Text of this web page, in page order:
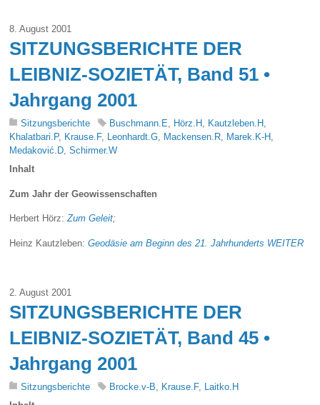
8. August 2001
SITZUNGSBERICHTE DER
LEIBNIZ-SOZIETÄT, Band 51 •
Jahrgang 2001
Sitzungsberichte Buschmann.E, Hörz.H , Kautzleben.H ,
Khalatbari.P, Krause.F, Leonhardt.G, Mackensen.R, Marek.K-H ,
Medaković.D,Schirmer.W
Inhalt
Zum Jahr der Geowissenschaften
Herbert Hörz:Zum Geleit;
Heinz Kautzleben:Geodäsie am Beginn des 21. Jahrhunderts WEITER
2. August 2001
SITZUNGSBERICHTE DER
LEIBNIZ-SOZIETÄT, Band 45 •
Jahrgang 2001
Sitzungsberichte Brocke.v-B Krause.F,
Laitko.H